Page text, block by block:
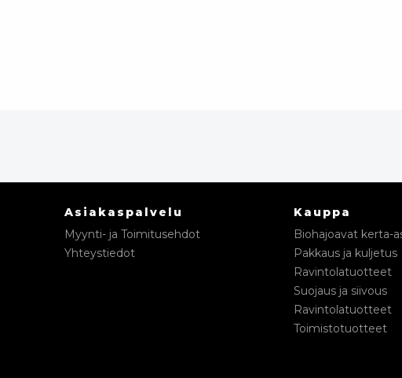
Asiakaspalvelu
Myynti- ja Toimitusehdot
Yhteystiedot
Kauppa
Biohajoavat kerta-
Pakkaus ja kuljetus
Ravintolatuotteet
Suojaus ja siivous
Ravintolatuotteet
Toimistotuotteet